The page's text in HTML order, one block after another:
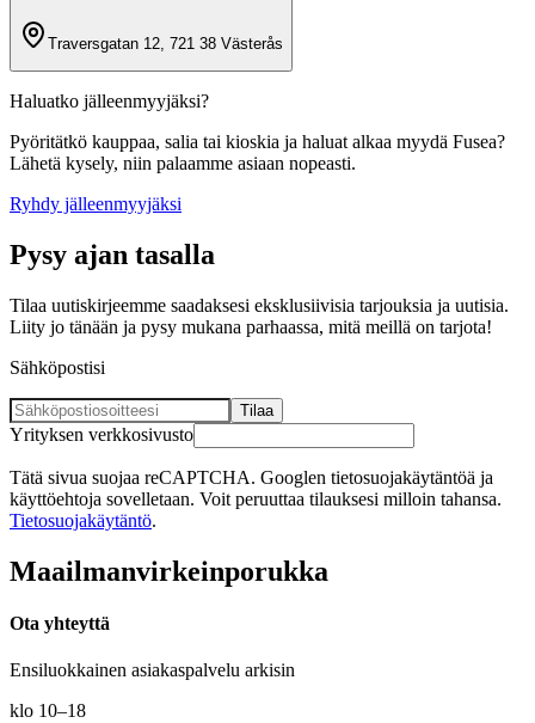
Traversgatan 12, 721 38 Västerås
Haluatko jälleenmyyjäksi?
Pyöritätkö kauppaa, salia tai kioskia ja haluat alkaa myydä Fusea?
Lähetä kysely, niin palaamme asiaan nopeasti.
Ryhdy jälleenmyyjäksi
Pysy ajan tasalla
Tilaa uutiskirjeemme saadaksesi eksklusiivisia tarjouksia ja uutisia.
Liity jo tänään ja pysy mukana parhaassa, mitä meillä on tarjota!
Sähköpostisi
Tilaa
Yrityksen verkkosivusto
Tätä sivua suojaa reCAPTCHA. Googlen tietosuojakäytäntöä ja
käyttöehtoja sovelletaan. Voit peruuttaa tilauksesi milloin tahansa.
Tietosuojakäytäntö.
Maailmanvirkeinporukka
Ota yhteyttä
Ensiluokkainen asiakaspalvelu arkisin
klo 10–18